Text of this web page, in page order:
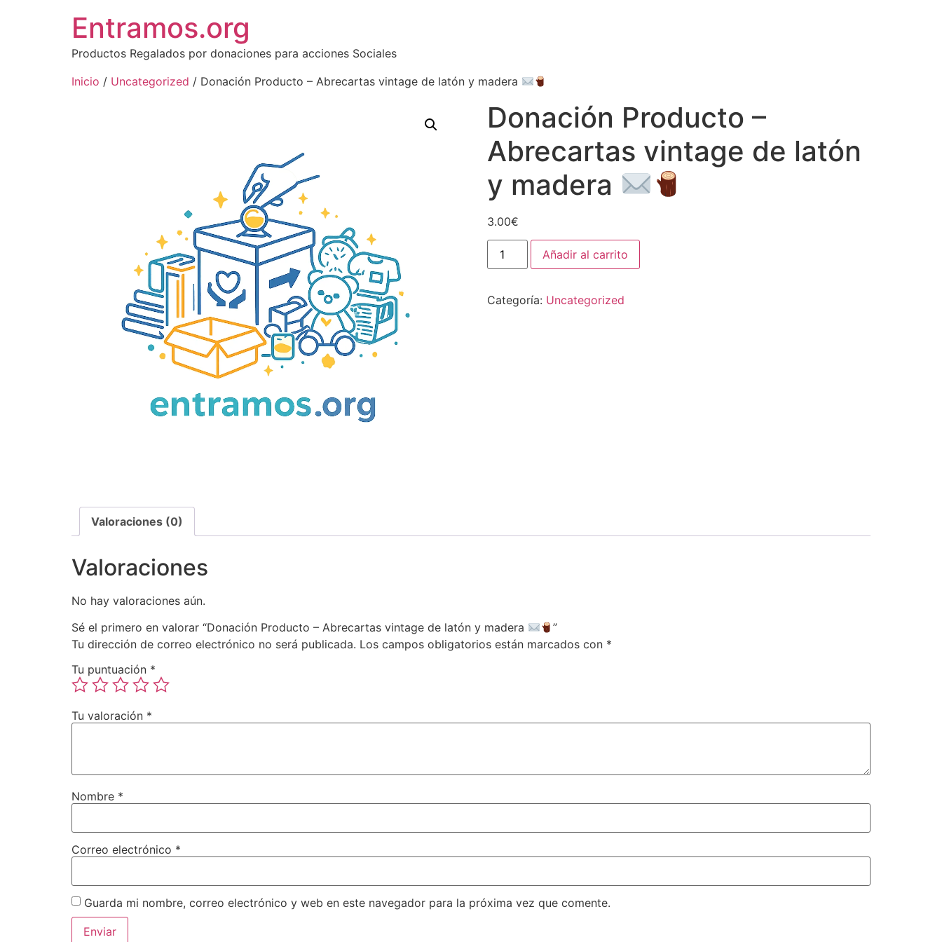
Entramos.org
Productos Regalados por donaciones para acciones Sociales
Inicio / Uncategorized / Donación Producto – Abrecartas vintage de latón y madera
Donación Producto –
Abrecartas vintage de latón
y madera
3.00€
Añadir al carrito
Categoría: Uncategorized
Valoraciones (0)
Valoraciones
No hay valoraciones aún.
Sé el primero en valorar “Donación Producto – Abrecartas vintage de latón y madera
”
Tu dirección de correo electrónico no será publicada. Los campos obligatorios están marcados con *
Tu puntuación *
Tu valoración *
Nombre *
Correo electrónico *
Guarda mi nombre, correo electrónico y web en este navegador para la próxima vez que comente.